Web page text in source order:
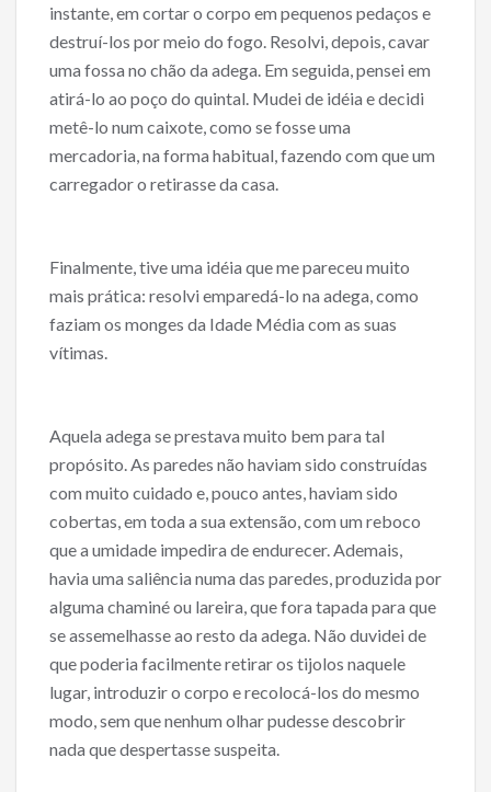
instante, em cortar o corpo em pequenos pedaços e
destruí-los por meio do fogo. Resolvi, depois, cavar
uma fossa no chão da adega. Em seguida, pensei em
atirá-lo ao poço do quintal. Mudei de idéia e decidi
metê-lo num caixote, como se fosse uma
mercadoria, na forma habitual, fazendo com que um
carregador o retirasse da casa.
Finalmente, tive uma idéia que me pareceu muito
mais prática: resolvi emparedá-lo na adega, como
faziam os monges da Idade Média com as suas
vítimas.
Aquela adega se prestava muito bem para tal
propósito. As paredes não haviam sido construídas
com muito cuidado e, pouco antes, haviam sido
cobertas, em toda a sua extensão, com um reboco
que a umidade impedira de endurecer. Ademais,
havia uma saliência numa das paredes, produzida por
alguma chaminé ou lareira, que fora tapada para que
se assemelhasse ao resto da adega. Não duvidei de
que poderia facilmente retirar os tijolos naquele
lugar, introduzir o corpo e recolocá-los do mesmo
modo, sem que nenhum olhar pudesse descobrir
nada que despertasse suspeita.